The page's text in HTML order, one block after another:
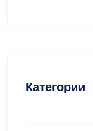
Категории